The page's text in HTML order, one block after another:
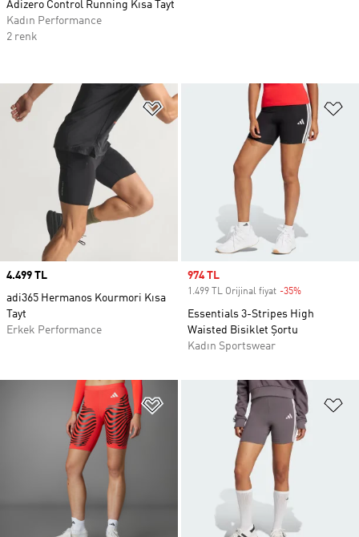
Favori Listesine Ekle
Price
4.499 TL
adi365 Hermanos Kourmori Kısa
Tayt
Erkek Performance
Sale price
974 TL
1.499 TL Orijinal fiyat -35%
Essentials 3-Stripes High
Waisted Bisiklet Şortu
Kadın Sportswear
Favori Listesine Ekle
Adizero Control Running Kısa Tayt
Kadın Performance
2 renk